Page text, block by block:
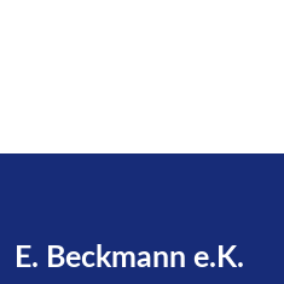
E. Beckmann e.K.